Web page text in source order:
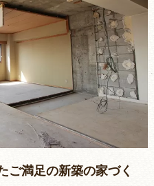
ご満足の新築の家づく